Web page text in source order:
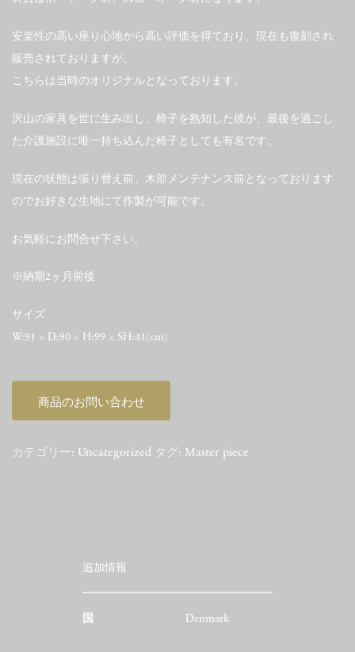
安楽性の高い座り心地から高い評価を得ており、現在も復刻され
販売されておりますが、
こちらは当時のオリジナルとなっております。
沢山の家具を世に生み出し、椅子を熟知した彼が、最後を過ごし
た介護施設に唯一持ち込んだ椅子としても有名です。
現在の状態は張り替え前、木部メンテナンス前となっております
のでお好きな生地にて作製が可能です。
お気軽にお問合せ下さい。
※納期2ヶ月前後
サイズ
W:91 × D:90 × H:99 × SH:41(cm)
商品のお問い合わせ
カテゴリー: Uncategorized タグ: Master piece
追加情報
国 Denmark